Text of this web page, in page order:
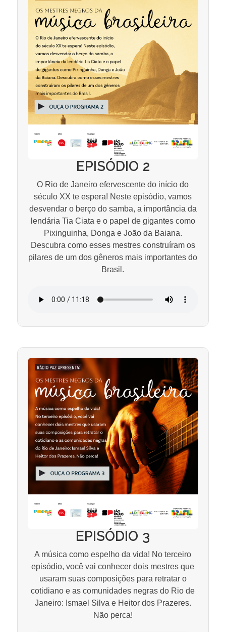
EPISÓDIO 2
O Rio de Janeiro efervescente do início do
século XX te espera! Neste episódio, vamos
desvendar o berço do samba, a importância da
lendária Tia Ciata e o papel de gigantes como
Pixinguinha, Donga e João da Baiana.
Descubra como esses mestres construíram os
pilares de um dos gêneros mais importantes do
Brasil.
EPISÓDIO 3
A música como espelho da vida! No terceiro
episódio, você vai conhecer dois mestres que
usaram suas composições para retratar o
cotidiano e as comunidades negras do Rio de
Janeiro: Ismael Silva e Heitor dos Prazeres.
Não perca!